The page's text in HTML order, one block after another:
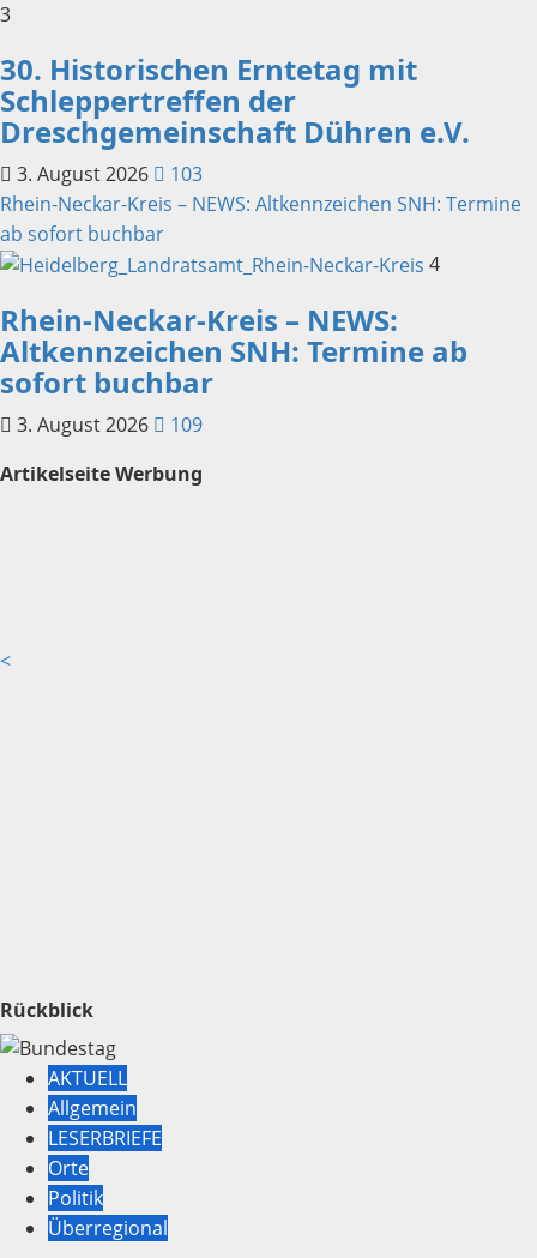
3
30. Historischen Erntetag mit
Schleppertreffen der
Dreschgemeinschaft Dühren e.V.
3. August 2026
103
Rhein-Neckar-Kreis – NEWS: Altkennzeichen SNH: Termine
ab sofort buchbar
4
Rhein-Neckar-Kreis – NEWS:
Altkennzeichen SNH: Termine ab
sofort buchbar
3. August 2026
109
Artikelseite Werbung
<
Rückblick
AKTUELL
Allgemein
LESERBRIEFE
Orte
Politik
Überregional